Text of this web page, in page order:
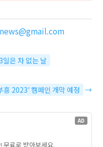
일은 차 없는 날
흥 2023' 캠페인 개막 예정 →
AD
무료로 받아보세요.